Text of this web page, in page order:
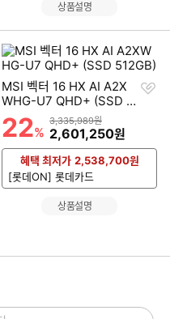
상품설명
MSI 벡터 16 HX AI A2X
WHG-U7 QHD+ (SSD 5
12GB)
할인률
22%
상품금액
3,335,989원
할인금액
2,601,250원
찜
혜택 최저가 2,538,700원
[롯데ON] 롯데카드
상품설명